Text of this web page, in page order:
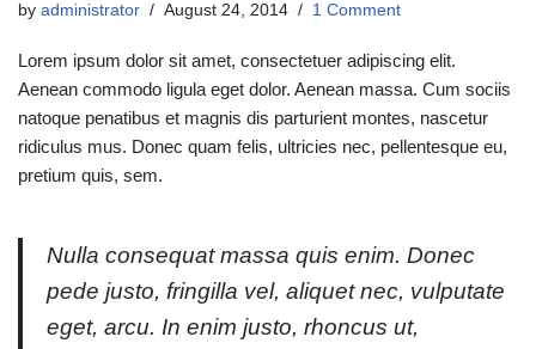
by administrator August 24, 2014 1 Comment
Lorem ipsum dolor sit amet, consectetuer adipiscing elit.
Aenean commodo ligula eget dolor. Aenean massa. Cum sociis
natoque penatibus et magnis dis parturient montes, nascetur
ridiculus mus. Donec quam felis, ultricies nec, pellentesque eu,
pretium quis, sem.
Nulla consequat massa quis enim. Donec
pede justo, fringilla vel, aliquet nec, vulputate
eget, arcu. In enim justo, rhoncus ut,